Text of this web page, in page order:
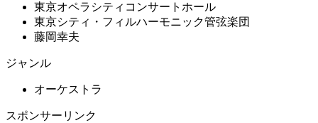
東京オペラシティコンサートホール
東京シティ・フィルハーモニック管弦楽団
藤岡幸夫
ジャンル
オーケストラ
スポンサーリンク